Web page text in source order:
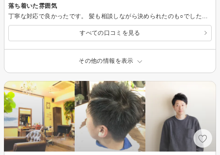
落ち着いた雰囲気
すべての口コミを見る
その他の情報を表示